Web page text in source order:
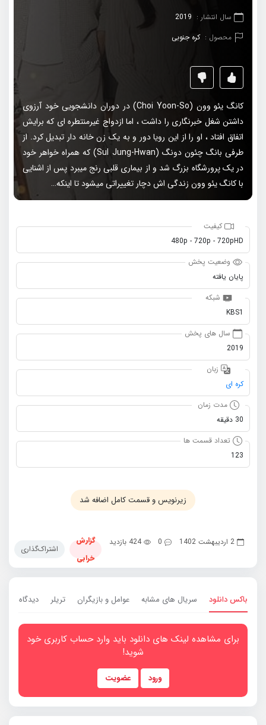
سال انتشار : 2019
محصول : کره جنوبی
کانگ یئو وون (Choi Yoon-So) در دوران دانشجویی خود آرزوی
داشتن شغل خبرنگاری را داشت ، اما ازدواج غیرمنتطره ای که برایش
اتفاق افتاد ، او را از این رویا دور و به یک زن خانه دار تبدیل کرد. از
طرفی بانگ چئون دونگ (Sul Jung-Hwan) که همراه خواهر خود
در یک پرورشگاه بزرگ شد و از بیماری قلبی رنج میبرد پس از اشنایی
با کانگ یئو وون زندگی اش دچار تغییراتی میشود تا اینکه…
کیفیت
480p - 720p - 720pHD
وضعیت پخش
پایان یافته
شبکه
KBS1
سال های پخش
2019
زبان
کره ای
مدت زمان
30 دقیقه
تعداد قسمت ها
123
زیرنویس و قسمت کامل اضافه شد
2 اردیبهشت 1402 0 424 بازدید
گزارش
خرابی
اشتراک‌گذاری
باکس دانلود سریال های مشابه عوامل و بازیگران تریلر دیدگاه ها
برای مشاهده لینک های دانلود باید وارد حساب کاربری خود
شوید!
ورود عضویت